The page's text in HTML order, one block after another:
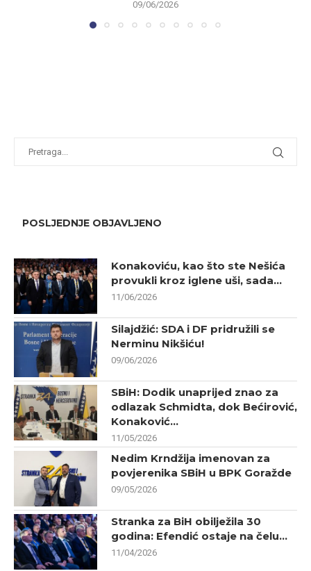
09/06/2026
POSLJEDNJE OBJAVLJENO
Konakoviću, kao što ste Nešića
provukli kroz iglene uši, sada...
11/06/2026
Silajdžić: SDA i DF pridružili se
Nerminu Nikšiću!
09/06/2026
SBiH: Dodik unaprijed znao za
odlazak Schmidta, dok Bećirović,
Konaković...
11/05/2026
Nedim Krndžija imenovan za
povjerenika SBiH u BPK Goražde
09/05/2026
Stranka za BiH obilježila 30
godina: Efendić ostaje na čelu...
11/04/2026